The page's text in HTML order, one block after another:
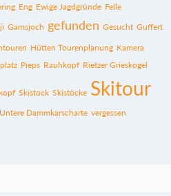
Eng Ewige Jagdgründe Felle
Gamsjoch gefunden Gesucht Guffert
Hütten Tourenplanung Kamera
Pieps Rauhkopf Rietzer Grieskogel
Skistock Skistöcke Skitour
Untere Dammkarscharte vergessen